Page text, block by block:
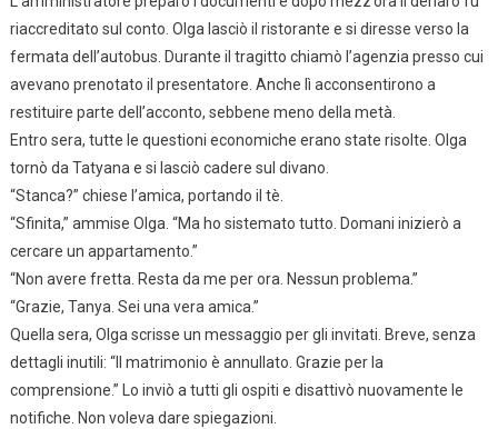
riaccreditato sul conto. Olga lasciò il ristorante e si diresse verso la
fermata dell’autobus. Durante il tragitto chiamò l’agenzia presso cui
avevano prenotato il presentatore. Anche lì acconsentirono a
restituire parte dell’acconto, sebbene meno della metà.
Entro sera, tutte le questioni economiche erano state risolte. Olga
tornò da Tatyana e si lasciò cadere sul divano.
“Stanca?” chiese l’amica, portando il tè.
“Sfinita,” ammise Olga. “Ma ho sistemato tutto. Domani inizierò a
cercare un appartamento.”
“Non avere fretta. Resta da me per ora. Nessun problema.”
“Grazie, Tanya. Sei una vera amica.”
Quella sera, Olga scrisse un messaggio per gli invitati. Breve, senza
dettagli inutili: “Il matrimonio è annullato. Grazie per la
comprensione.” Lo inviò a tutti gli ospiti e disattivò nuovamente le
notifiche. Non voleva dare spiegazioni.